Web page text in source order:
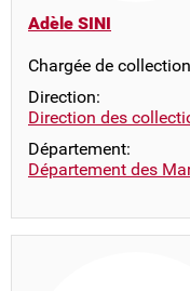
Adèle SINI
Chargée de
Direction:
Direction des
Département:
Département des